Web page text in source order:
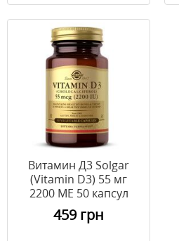
Витамин Д3 Solgar
(Vitamin D3) 55 мг
2200 МЕ 50 капсул
459 грн